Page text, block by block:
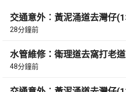
交通意外︰黃泥涌道去灣仔
28分鐘前
水管維修：衛理道去窩打老
48分鐘前